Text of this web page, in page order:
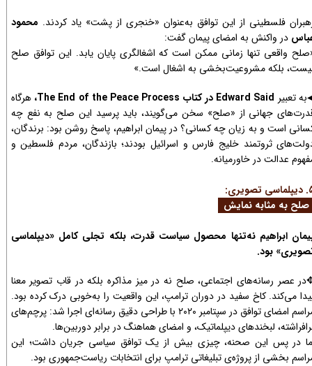
فلسطینی از این توافق به‌عنوان «خنجری از پشت» یاد کردند. محمود
در واکنش به امضای پیمان گفت:
واقعی تنها زمانی ممکن است که اشغالگری پایان یابد. این توافق صلح
بلکه مشروعیت‌بخشی به اشغال است.»
به تعبیر Edward Said در کتاب The End of the Peace Process،
هرگاه
جهانی از «صلح» سخن می‌گویند، باید پرسید این صلح به نفع چه
است و به زیان چه کسانی؟ در پیمان ابراهیم، پاسخ روشن بود: برندگان،
ثروتمند خلیج فارس و اسرائیل بودند؛ بازندگان، مردم فلسطین و
عدالت در خاورمیانه.
به مثابه نمایش
ابراهیم نه‌تنها محصول سیاست قدرت، بلکه تجلی کامل «دیپلماسی
بود.
در عصر رسانه‌های اجتماعی، صلح نه در میز مذاکره بلکه در قاب تصویر معنا
می‌کند. کاخ سفید در دوران ترامپ، این واقعیت را به‌خوبی درک کرده بود.
مراسم امضای توافق در سپتامبر ۲۰۲۰ با طراحی دقیق رسانه‌ای اجرا شد: پرچم‌های
لبخندهای دیپلماتیک، و امضای هماهنگ در برابر دوربین‌ها.
در پس این صحنه، چیزی بیش از یک توافق سیاسی جریان داشت؛ این
بخشی از پروژه‌ی تبلیغاتی ترامپ برای انتخابات ریاست‌جمهوری بود.